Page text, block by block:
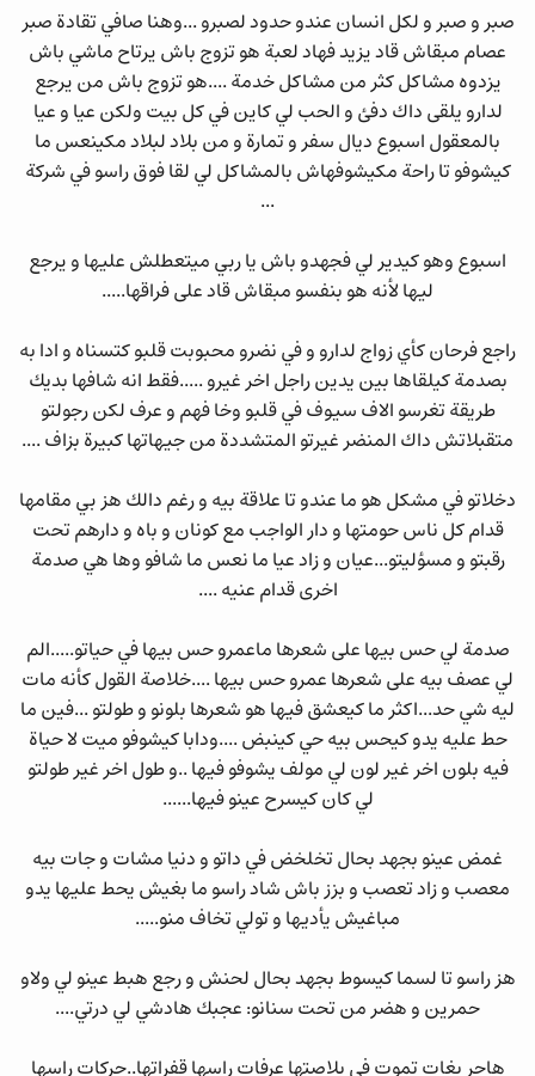
صبر و صبر و لكل انسان عندو حدود لصبرو ...وهنا صافي تقادة صبر
عصام مبقاش قاد يزيد فهاد لعبة هو تزوج باش يرتاح ماشي باش
يزدوه مشاكل كثر من مشاكل خدمة ....هو تزوج باش من يرجع
لدارو يلقى داك دفئ و الحب لي كاين في كل بيت ولكن عيا و عيا
بالمعقول اسبوع ديال سفر و تمارة و من بلاد لبلاد مكينعس ما
كيشوفو تا راحة مكيشوفهاش بالمشاكل لي لقا فوق راسو في شركة
...
اسبوع وهو كيدير لي فجهدو باش يا ربي ميتعطلش عليها و يرجع
ليها لأنه هو بنفسو مبقاش قاد على فراقها.....
راجع فرحان كأي زواج لدارو و في نضرو محبوبت قلبو كتسناه و ادا به
بصدمة كيلقاها بين يدين راجل اخر غيرو .....فقط انه شافها بديك
طريقة تغرسو الاف سيوف في قلبو وخا فهم و عرف لكن رجولتو
متقبلاتش داك المنضر غيرتو المتشددة من جيهاتها كبيرة بزاف ....
دخلاتو في مشكل هو ما عندو تا علاقة بيه و رغم دالك هز بي مقامها
قدام كل ناس حومتها و دار الواجب مع كونان و باه و دارهم تحت
رقبتو و مسؤليتو...عيان و زاد عيا ما نعس ما شافو وها هي صدمة
اخرى قدام عنيه ....
صدمة لي حس بيها على شعرها ماعمرو حس بيها في حياتو.....الم
لي عصف بيه على شعرها عمرو حس بيها ....خلاصة القول كأنه مات
ليه شي حد...اكثر ما كيعشق فيها هو شعرها بلونو و طولتو ...فين ما
حط عليه يدو كيحس بيه حي كينبض ....ودابا كيشوفو ميت لا حياة
فيه بلون اخر غير لون لي مولف يشوفو فيها ..و طول اخر غير طولتو
لي كان كيسرح عينو فيها......
غمض عينو بجهد بحال تخلخض في داتو و دنيا مشات و جات بيه
معصب و زاد تعصب و بزز باش شاد راسو ما بغيش يحط عليها يدو
مباغيش يأديها و تولي تخاف منو.....
هز راسو تا لسما كيسوط بجهد بحال لحنش و رجع هبط عينو لي ولاو
حمرين و هضر من تحت سنانو: عجبك هادشي لي درتي....
هاجر بغات تموت في بلاصتها عرفات راسها قفراتها..حركات راسها